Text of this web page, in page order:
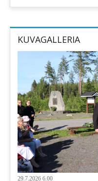
KUVAGALLERIA
29.7.2026 6.00